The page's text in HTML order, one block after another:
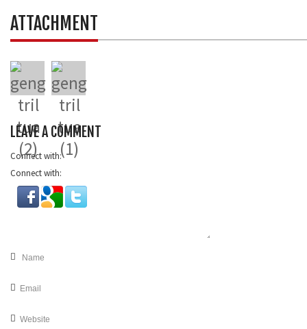
ATTACHMENT
LEAVE A COMMENT
Connect with:
Connect with: